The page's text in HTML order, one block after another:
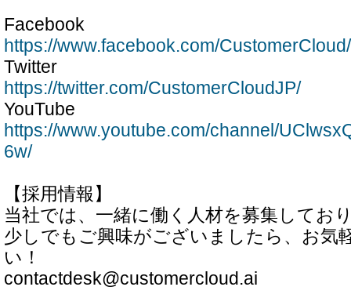
Facebook
https://www.facebook.com/CustomerCloud/
Twitter
https://twitter.com/CustomerCloudJP/
YouTube
https://www.youtube.com/channel/
6w/
【採用情報】
当社では、一緒に働く人材を募集してお
少しでもご興味がございましたら、お気
い！
contactdesk@customercloud.ai